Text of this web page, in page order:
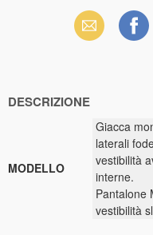
Email
DESCRIZIONE
MODELLO
Giacca
laterali
vestibilità
interne.
Pantalone
vestibilità